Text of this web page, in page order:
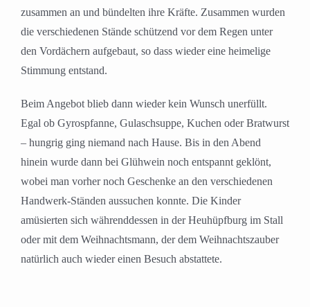
zusammen an und bündelten ihre Kräfte. Zusammen wurden
die verschiedenen Stände schützend vor dem Regen unter
den Vordächern aufgebaut, so dass wieder eine heimelige
Stimmung entstand.
Beim Angebot blieb dann wieder kein Wunsch unerfüllt.
Egal ob Gyrospfanne, Gulaschsuppe, Kuchen oder Bratwurst
– hungrig ging niemand nach Hause. Bis in den Abend
hinein wurde dann bei Glühwein noch entspannt geklönt,
wobei man vorher noch Geschenke an den verschiedenen
Handwerk-Ständen aussuchen konnte. Die Kinder
amüsierten sich währenddessen in der Heuhüpfburg im Stall
oder mit dem Weihnachtsmann, der dem Weihnachtszauber
natürlich auch wieder einen Besuch abstattete.